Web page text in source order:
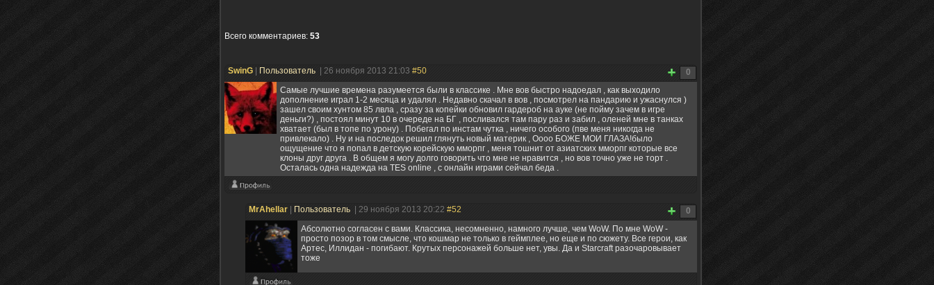
Всего комментариев: 53
0
SwinG Пользователь | 26 ноября 2013 21:03 #50
Cамые лучшие времена разумеется были в классике . Мне вов быстро надоедал , как выходило
дополнение играл 1-2 месяца и удалял . Недавно скачал в вов , посмотрел на пандарию и ужаснулся )
зашел своим хунтом 85 лвла , сразу за копейки обновил гардероб на ауке (не пойму зачем в игре
деньги?) , постоял минут 10 в очереде на БГ , посливался там пару раз и забил , оленей мне в танках
хватает (был в топе по урону) . Побегал по инстам чутка , ничего особого (пве меня никогда не
привлекало) . Ну и на последок решил глянуть новый материк , Оооо БОЖЕ МОИ ГЛАЗА!было
ощущение что я попал в детскую корейскую мморпг , меня тошнит от азиатских мморпг которые все
клоны друг друга . В общем я могу долго говорить что мне не нравится , но вов точно уже не торт .
Осталась одна надежда на TES online , с онлайн играми сейчал беда .
0
MrAhellar Пользователь | 29 ноября 2013 20:22 #52
Абсолютно согласен с вами. Классика, несомненно, намного лучше, чем WoW. По мне WoW -
просто позор в том смысле, что кошмар не только в геймплее, но еще и по сюжету. Все герои, как
Артес, Иллидан - погибают. Крутых персонажей больше нет, увы. Да и Starcraft разочаровывает
тоже